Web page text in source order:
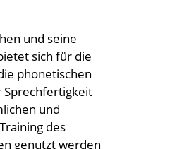
und seine
sich für die
phonetischen
Sprechfertigkeit
und
des
genutzt werden